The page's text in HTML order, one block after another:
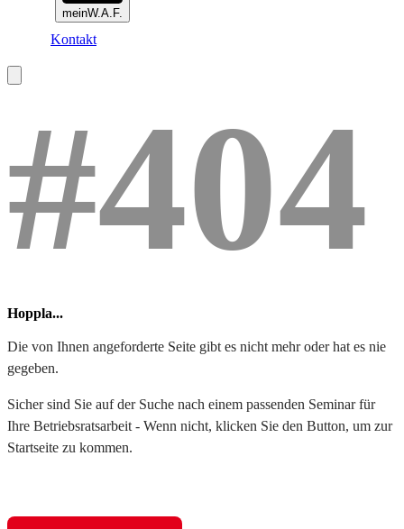
meinW.A.F.
Kontakt
#404
Hoppla...
Die von Ihnen angeforderte Seite gibt es nicht mehr oder hat es nie
gegeben.
Sicher sind Sie auf der Suche nach einem passenden Seminar für
Ihre Betriebsratsarbeit - Wenn nicht, klicken Sie den Button, um zur
Startseite zu kommen.